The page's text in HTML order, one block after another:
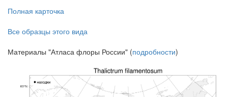
Полная карточка
Все образцы этого вида
Материалы "Атласа флоры России" (подробности)